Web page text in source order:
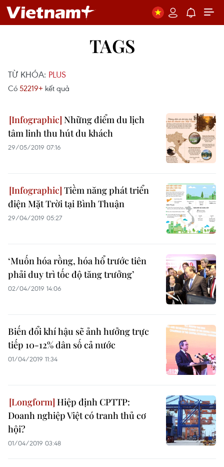
TAGS
TỪ KHÓA: PLUS
Có 52219+ kết quả
Những điểm du lịch
tâm linh thu hút du khách
29/05/2019 07:16
Tiềm năng phát triển
điện Mặt Trời tại Bình Thuận
29/04/2019 05:27
‘Muốn hóa rồng, hóa hổ trước tiên
phải duy trì tốc độ tăng trưởng’
02/04/2019 14:06
Biến đổi khí hậu sẽ ảnh hưởng trực
tiếp 10-12% dân số cả nước
01/04/2019 11:34
Hiệp định CPTTP:
Doanh nghiệp Việt có tranh thủ cơ
hội?
01/04/2019 03:48